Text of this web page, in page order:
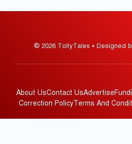
© 2026 TollyTales • Designed
About UsContact UsAdvertise
Correction PolicyTerms And